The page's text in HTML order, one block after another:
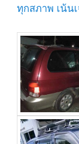
ทุกสภาพ เน้น